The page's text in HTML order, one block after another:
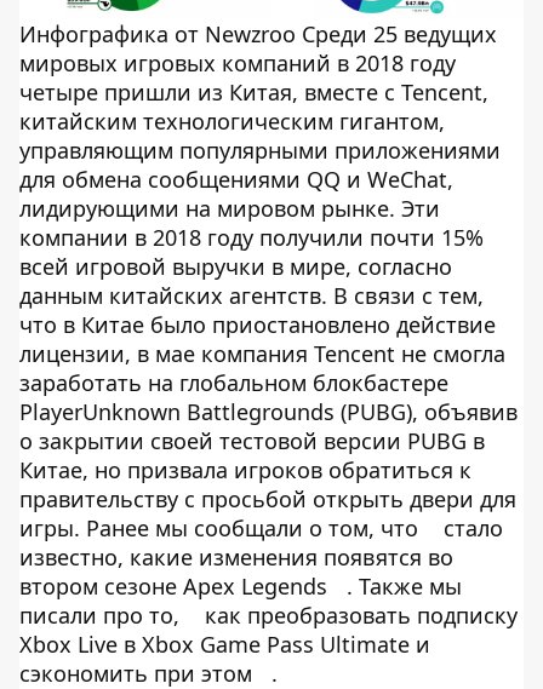
Инфографика от Newzroo Среди 25 ведущих
мировых игровых компаний в 2018 году
четыре пришли из Китая, вместе с Tencent,
китайским технологическим гигантом,
управляющим популярными приложениями
для обмена сообщениями QQ и WeChat,
лидирующими на мировом рынке. Эти
компании в 2018 году получили почти 15%
всей игровой выручки в мире, согласно
данным китайских агентств. В связи с тем,
что в Китае было приостановлено действие
лицензии, в мае компания Tencent не смогла
заработать на глобальном блокбастере
PlayerUnknown Battlegrounds (PUBG), объявив
о закрытии своей тестовой версии PUBG в
Китае, но призвала игроков обратиться к
правительству с просьбой открыть двери для
игры. Ранее мы сообщали о том, что
стало
известно, какие изменения появятся во
втором сезоне Apex Legends
. Также мы
писали про то,
как преобразовать подписку
Xbox Live в Xbox Game Pass Ultimate и
сэкономить при этом
.